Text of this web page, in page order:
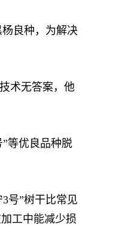
良种，为解决
术无答案，他
等优良品种脱
号”树干比常见
工中能减少损